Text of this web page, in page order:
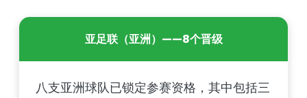
亚足联（亚洲）——8个晋级
八支亚洲球队已锁定参赛资格，其中包括三